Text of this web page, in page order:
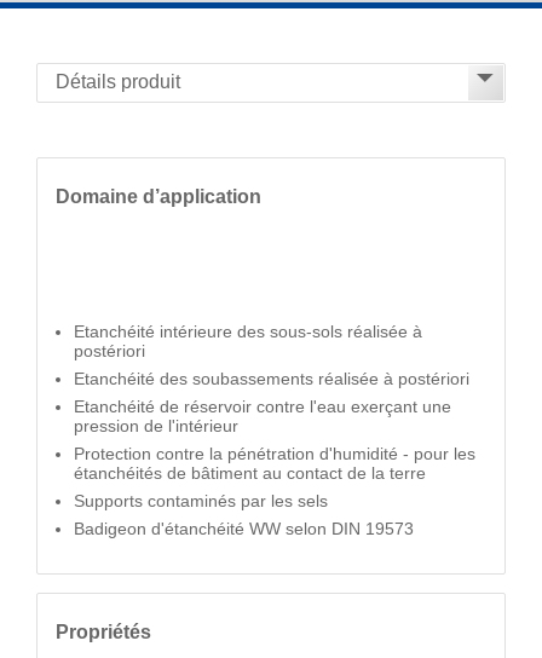
Domaine d’application
Etanchéité intérieure des sous-sols réalisée à
postériori
Etanchéité des soubassements réalisée à postériori
Etanchéité de réservoir contre l'eau exerçant une
pression de l'intérieur
Protection contre la pénétration d'humidité - pour les
étanchéités de bâtiment au contact de la terre
Supports contaminés par les sels
Badigeon d'étanchéité WW selon DIN 19573
Propriétés